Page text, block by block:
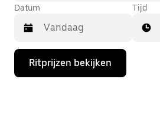
Datum
Druk
de
Tijd
Ritprijzen bekijken